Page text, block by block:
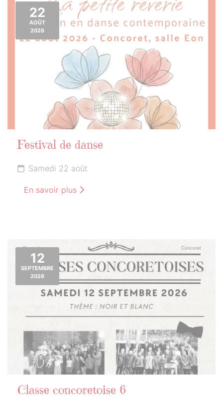
22
AOÛT
2026
Festival de danse
Samedi 22 août
En savoir plus
12
SEPTEMBRE
2026
Classe concoretoise 6